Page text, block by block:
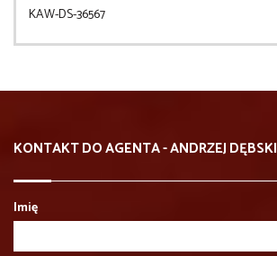
KAW-DS-36567
KONTAKT DO AGENTA - ANDRZEJ DĘBSKI
Imię